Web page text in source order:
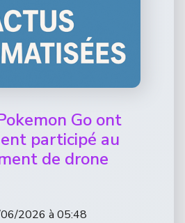
Go ont
participé au
de drone
2026 à 05:48